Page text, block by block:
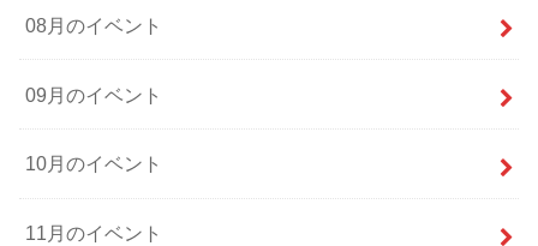
08月のイベント
09月のイベント
10月のイベント
11月のイベント